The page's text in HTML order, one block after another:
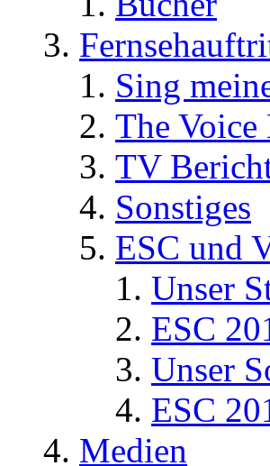
Sing
The Voice
TV
Sonstiges
ESC und
Unser
ESC
Unser
ESC
Medien